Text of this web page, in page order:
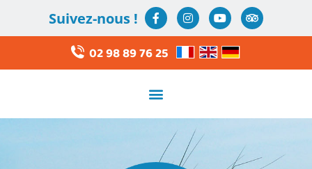
Suivez-nous !
02 98 89 76 25